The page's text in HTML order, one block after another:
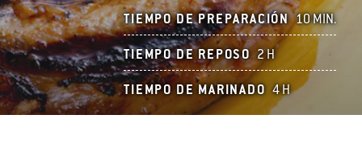
TIEMPO DE PREPARACIÓN 10 MIN.
TIEMPO DE REPOSO 2 H
TIEMPO DE MARINADO 4 H